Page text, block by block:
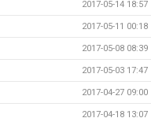
2017-05-14 18:57
2017-05-11 00:18
2017-05-08 08:39
2017-05-03 17:47
2017-04-27 09:00
2017-04-18 13:07